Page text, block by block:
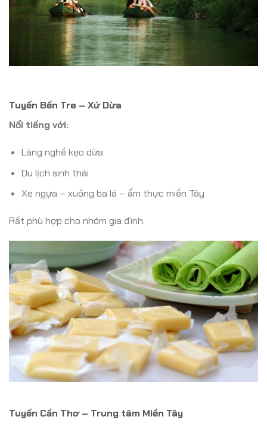
Tuyến Bến Tre – Xứ Dừa
Nổi tiếng với:
Làng nghề kẹo dừa
Du lịch sinh thái
Xe ngựa – xuồng ba lá – ẩm thực miền Tây
Rất phù hợp cho nhóm gia đình.
Tuyến Cần Thơ – Trung tâm Miền Tây